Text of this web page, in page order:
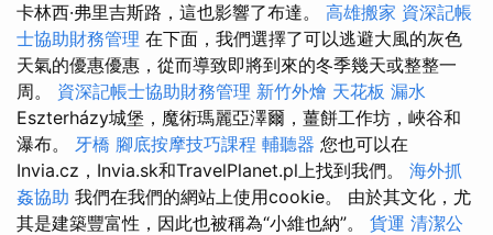
卡林西·弗里吉斯路，這也影響了布達。 高雄搬家 資深記帳
士協助財務管理 在下面，我們選擇了可以逃避大風的灰色
天氣的優惠優惠，從而導致即將到來的冬季幾天或整整一
周。 資深記帳士協助財務管理 新竹外燴 天花板 漏水
Eszterházy城堡，魔術瑪麗亞澤爾，薑餅工作坊，峽谷和
瀑布。 牙橋 腳底按摩技巧課程 輔聽器 您也可以在
Invia.cz，Invia.sk和TravelPlanet.pl上找到我們。 海外抓
姦協助 我們在我們的網站上使用cookie。 由於其文化，尤
其是建築豐富性，因此也被稱為“小維也納”。 貨運 清潔公